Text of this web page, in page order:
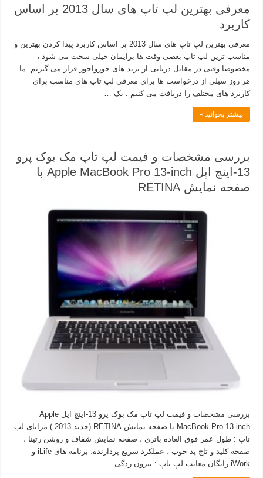
معرفی بهترین لپ تاپ های سال 2013 بر اساس
کاربرد
معرفی بهترین لپ تاپ های سال 2013 بر اساس کاربرد پیدا کردن بهترین و
مناسب ترین لپ تاپ بعضی وقت ها برایمان خیلی سخت می شود ،
مخصوصا وقتی در مقابل دریایی از برند های جورواجور قرار می گیریم. ما
هر روز سیلی از درخواست ها برای معرفی لپ تاپ های مناسب برای
کاربرد های مختلف را دریافت می کنیم . یک …
بیشتر بخوانید »
بررسی مشخصات و فیمت لپ تاپ مک بوک پرو
13-اینچ اپل Apple MacBook Pro 13-inch با
صفحه نمایش RETINA
بررسی مشخصات و فیمت لپ تاپ مک بوک پرو 13-اینچ اپل Apple
MacBook Pro 13-inch با صفحه نمایش RETINA (جدید 2013 ) مزایای لپ
تاپ : طول عمر فوق العاده باتری ، صفحه نمایش شفاف و روشن رتینا ،
صفحه کلید و تاچ پد خوب ، عملکرد سریع پردازنده، برنامه های iLife و
iWork رایگان معایب لپ تاپ : بیرون زدگی …